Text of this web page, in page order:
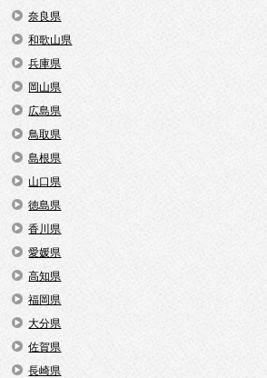
奈良県
和歌山県
兵庫県
岡山県
広島県
鳥取県
島根県
山口県
徳島県
香川県
愛媛県
高知県
福岡県
大分県
佐賀県
長崎県